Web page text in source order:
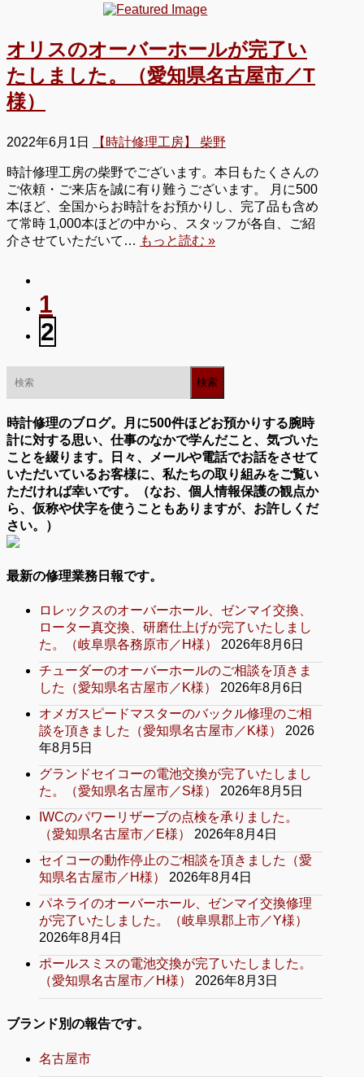
オリスのオーバーホールが完了い
たしました。（愛知県名古屋市／T
様）
2022年6月1日 【時計修理工房】 柴野
時計修理工房の柴野でございます。本日もたくさんの
ご依頼・ご来店を誠に有り難うございます。 月に500
本ほど、全国からお時計をお預かりし、完了品も含め
て常時 1,000本ほどの中から、スタッフが各自、ご紹
介させていただいて… もっと読む »
1
2
時計修理のブログ。月に500件ほどお預かりする腕時
計に対する思い、仕事のなかで学んだこと、気づいた
ことを綴ります。日々、メールや電話でお話をさせて
いただいているお客様に、私たちの取り組みをご覧い
ただければ幸いです。（なお、個人情報保護の観点か
ら、仮称や伏字を使うこともありますが、お許しくだ
さい。）
最新の修理業務日報です。
ロレックスのオーバーホール、ゼンマイ交換、
ローター真交換、研磨仕上げが完了いたしまし
た。（岐阜県各務原市／H様）
2026年8月6日
チューダーのオーバーホールのご相談を頂きま
した（愛知県名古屋市／K様）
2026年8月6日
オメガスピードマスターのバックル修理のご相
談を頂きました（愛知県名古屋市／K様）
2026
年8月5日
グランドセイコーの電池交換が完了いたしまし
た。（愛知県名古屋市／S様）
2026年8月5日
IWCのパワーリザーブの点検を承りました。
（愛知県名古屋市／E様）
2026年8月4日
セイコーの動作停止のご相談を頂きました（愛
知県名古屋市／H様）
2026年8月4日
パネライのオーバーホール、ゼンマイ交換修理
が完了いたしました。（岐阜県郡上市／Y様）
2026年8月4日
ポールスミスの電池交換が完了いたしました。
（愛知県名古屋市／H様）
2026年8月3日
ブランド別の報告です。
名古屋市